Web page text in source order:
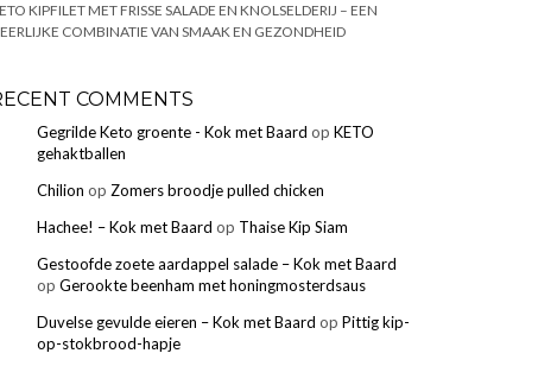
KIPFILET MET FRISSE SALADE EN KNOLSELDERIJ – EEN
COMBINATIE VAN SMAAK EN GEZONDHEID
COMMENTS
Gegrilde Keto groente - Kok met Baard op KETO
gehaktballen
Chilion op Zomers broodje pulled chicken
Hachee! – Kok met Baard op Thaise Kip Siam
Gestoofde zoete aardappel salade – Kok met Baard
op Gerookte beenham met honingmosterdsaus
Duvelse gevulde eieren – Kok met Baard op Pittig kip-
op-stokbrood-hapje